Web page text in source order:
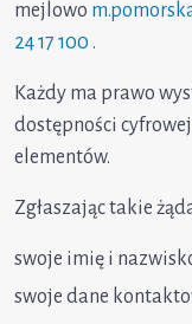
mejlowo
24 17 100 .
Każdy ma prawo
dostępności
elementów.
Zgłaszając takie
swoje imię i
swoje dane